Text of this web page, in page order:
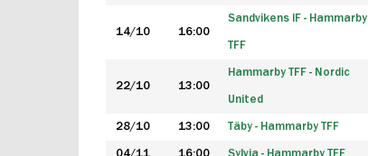
14/10 16:00
Sandvikens IF - Hammarby
TFF
22/10 13:00
Hammarby TFF - Nordic
United
28/10 13:00 Täby - Hammarby TFF